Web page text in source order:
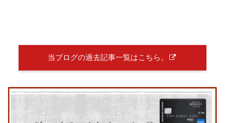
当ブログの過去記事一覧はこちら。